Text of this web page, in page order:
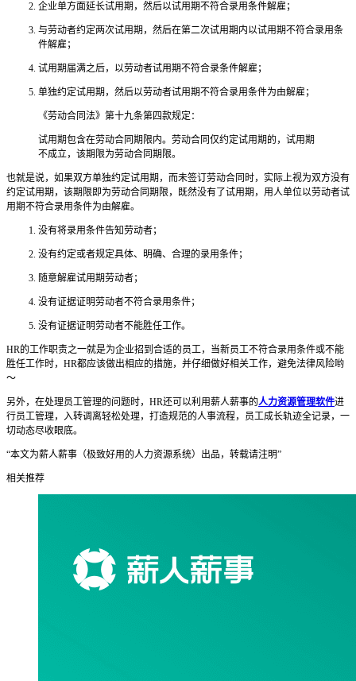
企业单方面延长试用期，然后以试用期不符合录用条件解雇；
与劳动者约定两次试用期，然后在第二次试用期内以试用期不符合录用条
件解雇；
试用期届满之后，以劳动者试用期不符合录条件解雇；
单独约定试用期，然后以劳动者试用期不符合录用条件为由解雇；
《劳动合同法》第十九条第四款规定：
试用期包含在劳动合同期限内。劳动合同仅约定试用期的，试用期
不成立，该期限为劳动合同期限。
也就是说，如果双方单独约定试用期，而未签订劳动合同时，实际上视为双方没有
约定试用期，该期限即为劳动合同期限，既然没有了试用期，用人单位以劳动者试
用期不符合录用条件为由解雇。
没有将录用条件告知劳动者；
没有约定或者规定具体、明确、合理的录用条件；
随意解雇试用期劳动者；
没有证据证明劳动者不符合录用条件；
没有证据证明劳动者不能胜任工作。
HR的工作职责之一就是为企业招到合适的员工，当新员工不符合录用条件或不能
胜任工作时，HR都应该做出相应的措施，并仔细做好相关工作，避免法律风险哟
～
另外，在处理员工管理的问题时，HR还可以利用薪人薪事的人力资源管理软件进
行员工管理，入转调离轻松处理，打造规范的人事流程，员工成长轨迹全记录，一
切动态尽收眼底。
“本文为薪人薪事（极致好用的人力资源系统）出品，转载请注明”
相关推荐